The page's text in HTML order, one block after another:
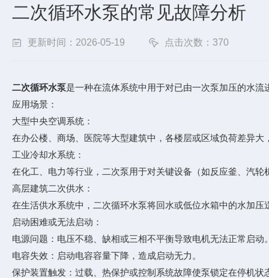
二次循环水泵的常见故障分析
更新时间：2026-05-19 点击次数：370
二次循环水泵‌是一种在流体系统中用于对已由一次泵加压的水
应用场景：
‌大型中央空调系统‌：
在办公楼、商场、医院等大型建筑中，各楼层或区域负荷差异
‌工业冷却水系统‌：
在化工、电力等行业，二次泵用于对关键设备（如反应釜、汽
‌高层建筑二次供水‌：
在生活供水系统中，二次循环水泵将回水或低位水箱中的水加
启动困难或无法启动‌：
电源问题：电压不稳、缺相或三相不平衡导致电机无法正常启动
电容失效：启动电容容量下降，造成启动无力。
保护装置触发：过载、热保护或控制系统故障使泵锁定在停机状